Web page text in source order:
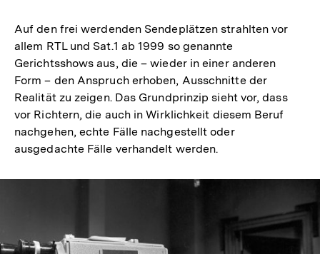
Auf den frei werdenden Sendeplätzen strahlten vor
allem RTL und Sat.1 ab 1999 so genannte
Gerichtsshows aus, die – wieder in einer anderen
Form – den Anspruch erhoben, Ausschnitte der
Realität zu zeigen. Das Grundprinzip sieht vor, dass
vor Richtern, die auch in Wirklichkeit diesem Beruf
nachgehen, echte Fälle nachgestellt oder
ausgedachte Fälle verhandelt werden.